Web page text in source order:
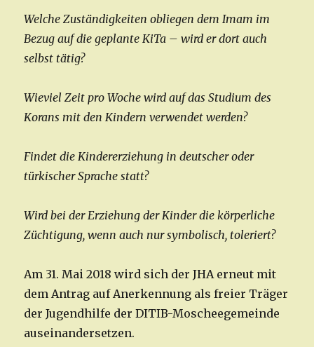
Welche Zuständigkeiten obliegen dem Imam im
Bezug auf die geplante KiTa – wird er dort auch
selbst tätig?
Wieviel Zeit pro Woche wird auf das Studium des
Korans mit den Kindern verwendet werden?
Findet die Kindererziehung in deutscher oder
türkischer Sprache statt?
Wird bei der Erziehung der Kinder die körperliche
Züchtigung, wenn auch nur symbolisch, toleriert?
Am 31. Mai 2018 wird sich der JHA erneut mit
dem Antrag auf Anerkennung als freier Träger
der Jugendhilfe der DITIB-Moscheegemeinde
auseinandersetzen.